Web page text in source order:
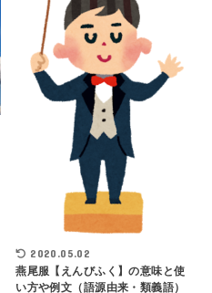
2020.05.02
燕尾服【えんびふく】の意味と使
い方や例文（語源由来・類義語）